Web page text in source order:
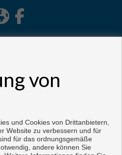
Alle Rechte vorbehalten.
policy
von
und Cookies von Drittanbietern,
Website zu verbessern und für
für das ordnungsgemäße
andere können Sie